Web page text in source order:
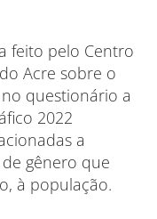
feito pelo Centro
Acre sobre o
questionário a
2022
a
gênero que
à população.